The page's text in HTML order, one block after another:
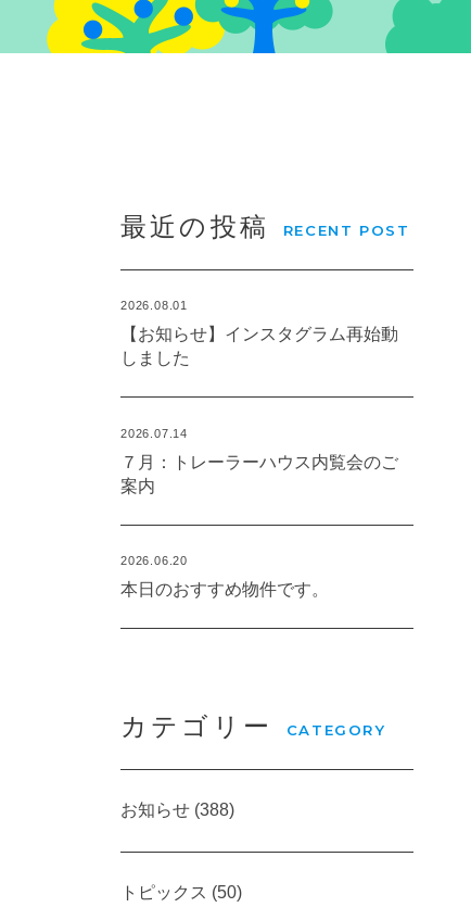
最近の投稿 RECENT POST
2026.08.01
【お知らせ】インスタグラム再始動
しました
2026.07.14
７月：トレーラーハウス内覧会のご
案内
2026.06.20
本日のおすすめ物件です。
カテゴリー CATEGORY
お知らせ (388)
トピックス (50)